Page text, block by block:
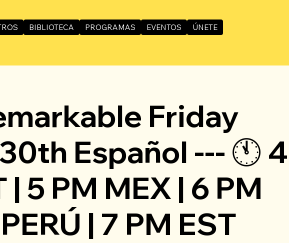
BIBLIOTECA PROGRAMAS EVENTOS ÚNETE
Friday
Español --- 🕚 4
| 5 PM MEX | 6 PM
| 7 PM EST